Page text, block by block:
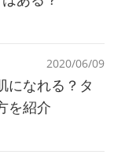
2020/06/09
になれる？タ
を紹介